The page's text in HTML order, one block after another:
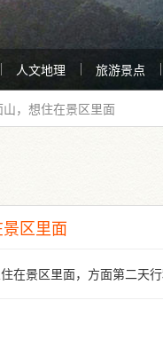
人文地理 旅游景点
，想住在景区里面
区里面
在景区里面，方面第二天